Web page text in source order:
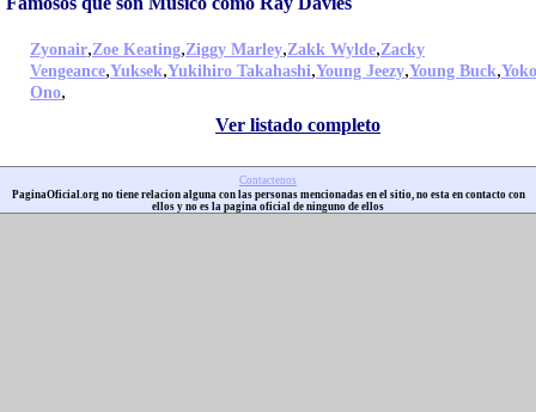
Zyonair,Zoe Keating,Ziggy Marley,Zakk Wylde,Zacky
Vengeance,Yuksek,Yukihiro Takahashi,Young Jeezy,Young Buck,Yoko
Ono,
Ver listado completo
Contactenos
PaginaOficial.org no tiene relacion alguna con las personas mencionadas en el sitio, no esta en contacto con
ellos y no es la pagina oficial de ninguno de ellos